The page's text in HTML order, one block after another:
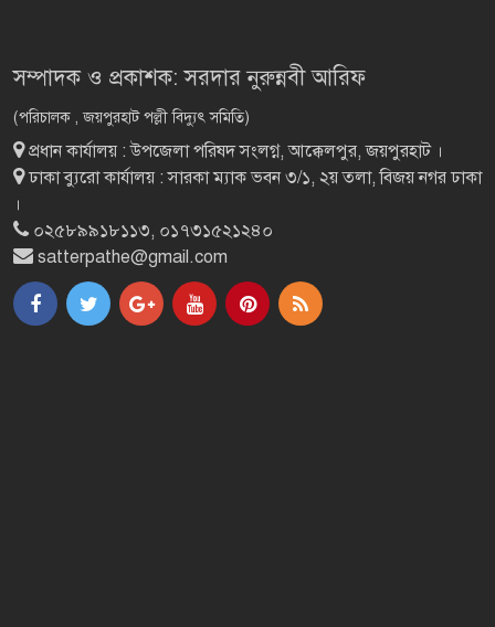
মৃত্যু
পাঁচবিবিতে প্রাথমিক
বিদ্যালয়ের গোল্ডকাপ ফাইনাল অনুষ্ঠিত
জয়পুরহাটে জাতীয় আইনগত সহায়তা
দিবসে র‍্যালি
সম্পাদক ও প্রকাশক: সরদার নুরুন্নবী আরিফ
(পরিচালক , জয়পুরহাট পল্লী বিদ্যুৎ সমিতি)
প্রধান কার্যালয় : উপজেলা পরিষদ সংলগ্ন, আক্কেলপুর, জয়পুরহাট ।
ঢাকা ব্যুরো কার্যালয় : সারকা ম্যাক ভবন ৩/১, ২য় তলা, বিজয় নগর ঢাকা
।
০২৫৮৯৯১৮১১৩, ০১৭৩১৫২১২৪০
satterpathe@gmail.com